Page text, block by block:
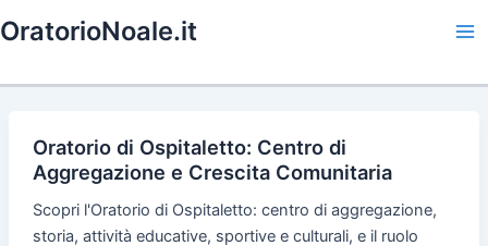
to
OratorioNoale.it
Oratorio di Ospitaletto: Centro di
Aggregazione e Crescita Comunitaria
Scopri l'Oratorio di Ospitaletto: centro di aggregazione,
storia, attività educative, sportive e culturali, e il ruolo